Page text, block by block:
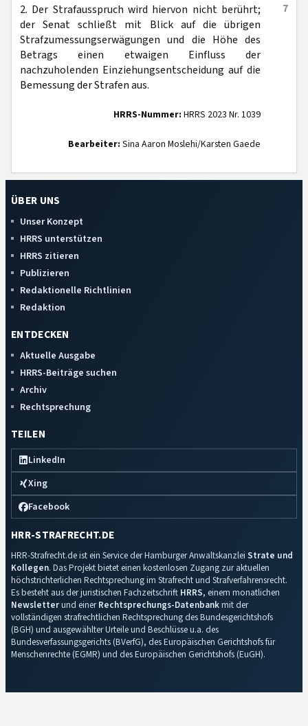
7
2. Der Strafausspruch wird hiervon nicht berührt;
der Senat schließt mit Blick auf die übrigen
Strafzumessungserwägungen und die Höhe des
Betrags einen etwaigen Einfluss der
nachzuholenden Einziehungsentscheidung auf die
Bemessung der Strafen aus.
HRRS-Nummer: HRRS 2023 Nr. 1039
Bearbeiter: Sina Aaron Moslehi/Karsten Gaede
ÜBER UNS
Unser Konzept
HRRS unterstützen
HRRS zitieren
Publizieren
Redaktionelle Richtlinien
Redaktion
ENTDECKEN
Aktuelle Ausgabe
HRRS-Beiträge suchen
Archiv
Rechtsprechung
TEILEN
LinkedIn
Xing
Facebook
HRR-STRAFRECHT.DE
HRR-Strafrecht.de ist ein Service der Hamburger Anwaltskanzlei Strate und
Kollegen. Das Projekt bietet einen kostenlosen Zugang zur aktuellen
höchstrichterlichen Rechtsprechung im Strafrecht und Strafverfahrensrecht.
Es besteht aus der juristischen Fachzeitschrift HRRS, einem monatlichen
Newsletterund einerRechtsprechungs-Datenbankmit der
vollständigen strafrechtlichen Rechtsprechung des Bundesgerichtshofs
(BGH) und ausgewählter Urteile und Beschlüsse u.a. des
Bundesverfassungsgerichts (BVerfG), des Europäischen Gerichtshofs für
Menschenrechte (EGMR) und des Europäischen Gerichtshofs (EuGH).
Impressum·Datenschutz